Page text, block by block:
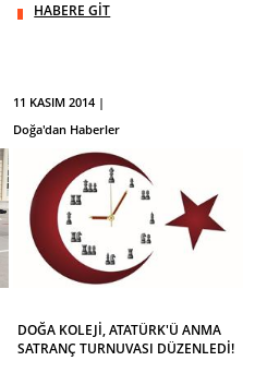
HABERE GİT
11 KASIM 2014 |
Doğa'dan Haberler
DOĞA KOLEJİ, ATATÜRK'Ü ANMA
SATRANÇ TURNUVASI DÜZENLEDİ!